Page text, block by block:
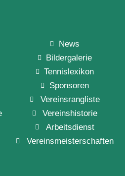
News
Bildergalerie
Tennislexikon
Sponsoren
Vereinsrangliste
Vereinshistorie
Arbeitsdienst
Vereinsmeisterschaften